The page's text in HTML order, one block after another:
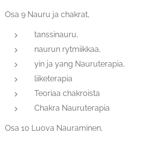
Osa 9 Nauru ja chakrat,
tanssinauru,
naurun rytmiikkaa,
yin ja yang Nauruterapia,
liiketerapia
Teoriaa chakroista
Chakra Nauruterapia
Osa 10 Luova Nauraminen,